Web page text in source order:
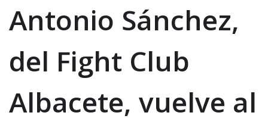
Antonio Sánchez,
del Fight Club
Albacete, vuelve al